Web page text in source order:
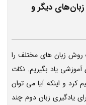
دیگر و
روش زبان های مختلف را
یاد بگیریم. نکات
کرد و اینکه آیا می توان
یادگیری زبان دوم چند